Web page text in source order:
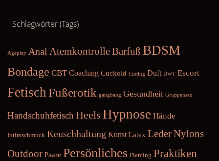
Schlagwörter (Tags)
Ageplay Anal AtemkontrolleBarfuß BDSM
Bondage CBT Coaching Cuckold Cutting Duft DWT Escort
FetischFußerotik gangbang Gesundheit Gruppensex
Handschuhfetisch Heels Hypnose Hände
Intimschmuck Keuschhaltung Kunst Latex LederNylons
Outdoor Paare Persönliches Piercing Praktiken